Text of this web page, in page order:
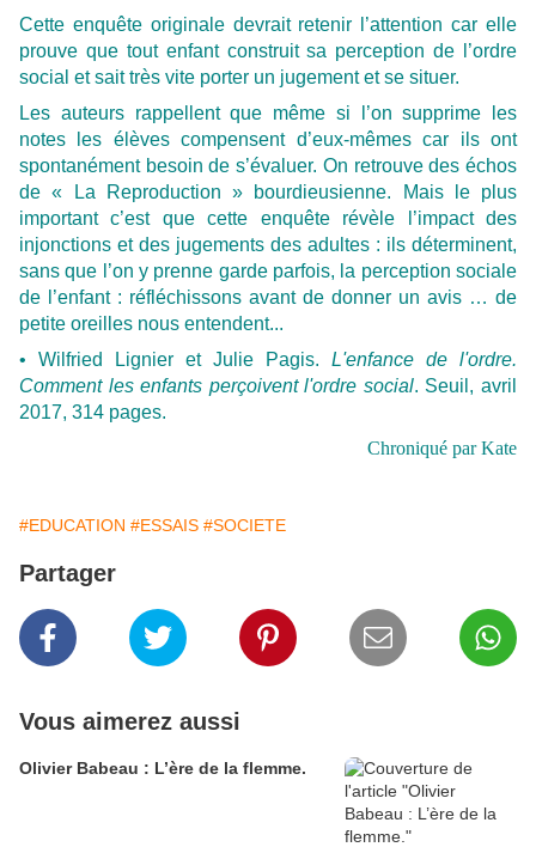
Cette enquête originale devrait retenir l’attention car elle
prouve que tout enfant construit sa perception de l’ordre
social et sait très vite porter un jugement et se situer.
Les auteurs rappellent que même si l’on supprime les
notes les élèves compensent d’eux-mêmes car ils ont
spontanément besoin de s’évaluer. On retrouve des échos
de « La Reproduction » bourdieusienne. Mais le plus
important c’est que cette enquête révèle l’impact des
injonctions et des jugements des adultes : ils déterminent,
sans que l’on y prenne garde parfois, la perception sociale
de l’enfant : réfléchissons avant de donner un avis … de
petite oreilles nous entendent...
• Wilfried Lignier et Julie Pagis. L'enfance de l'ordre.
Comment les enfants perçoivent l'ordre social. Seuil, avril
2017, 314 pages.
Chroniqué par Kate
#EDUCATION #ESSAIS #SOCIETE
Partager
Vous aimerez aussi
Olivier Babeau : L’ère de la flemme.